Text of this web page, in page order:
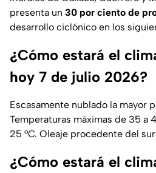
presenta un 30 por ciento de
desarrollo ciclónico en los
¿Cómo estará el
hoy 7 de julio 2026?
Escasamente nublado la mayor
Temperaturas máximas de 35 a
25 °C. Oleaje procedente del
¿Cómo estará el